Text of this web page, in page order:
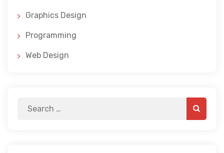
Graphics Design
Programming
Web Design
Search
Search